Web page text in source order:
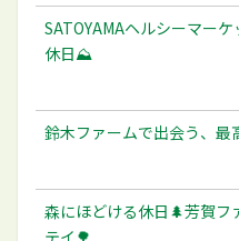
SATOYAMAヘルシーマー
休日⛰️
鈴木ファームで出会う、最
森にほどける休日🌲芳賀フ
テイ🌳